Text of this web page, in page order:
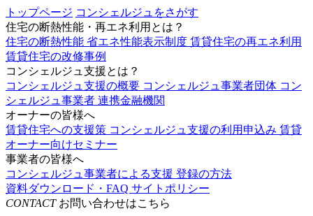
トップページ コンシェルジュをさがす
住宅の断熱性能・再エネ利用とは？
住宅の断熱性能 省エネ性能表示制度 賃貸住宅の再エネ利用
賃貸住宅の改修事例
コンシェルジュ支援とは？
コンシェルジュ支援の概要 コンシェルジュ事業者団体 コン
シェルジュ事業者 連携金融機関
オーナーの皆様へ
賃貸住宅への支援策 コンシェルジュ支援の利用申込み 賃貸
オーナー向けセミナー
事業者の皆様へ
コンシェルジュ事業者による支援 登録の方法
資料ダウンロード・FAQ サイトポリシー
CONTACT お問い合わせはこちら